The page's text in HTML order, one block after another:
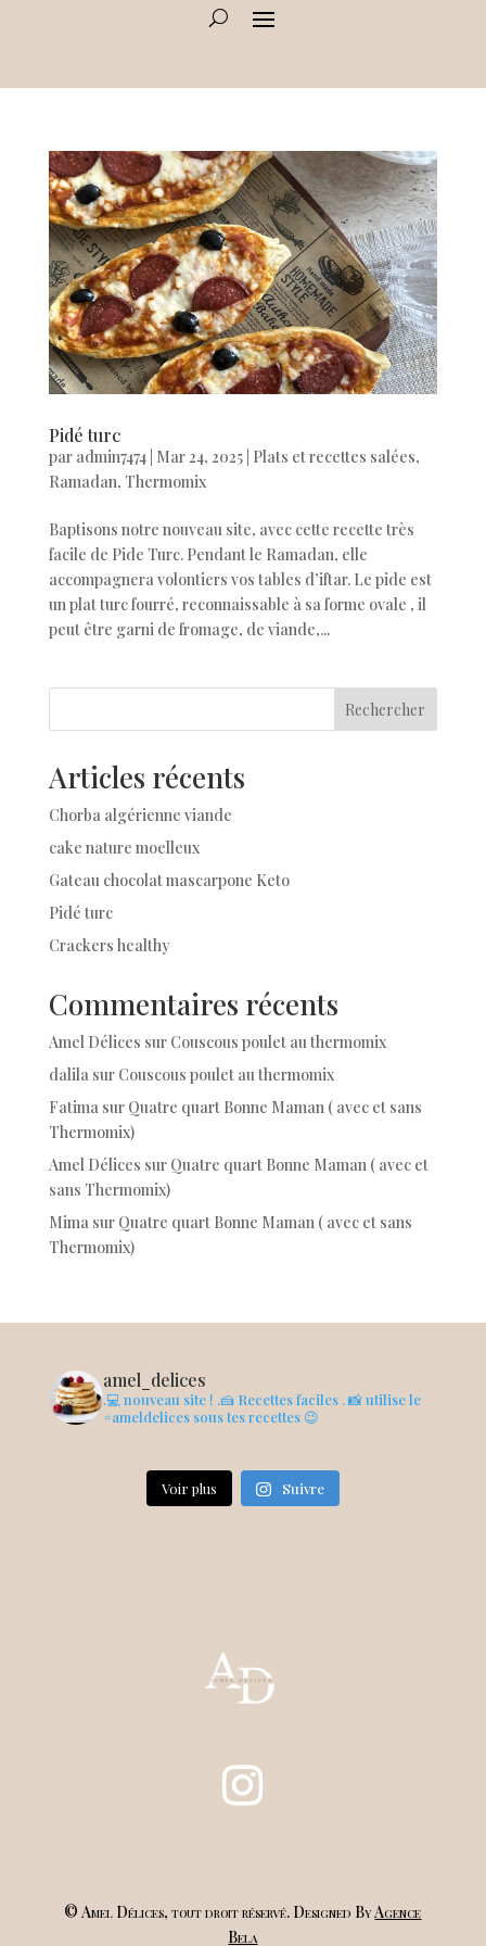
Pidé turc
par admin7474| Mar 24, 2025| Plats et recettes salées,
Ramadan, Thermomix
Baptisons notre nouveau site, avec cette recette très
facile de Pide Turc. Pendant le Ramadan, elle
accompagnera volontiers vos tables d’iftar. Le pide est
un plat turc fourré, reconnaissable à sa forme ovale , il
peut être garni de fromage, de viande,...
Rechercher
Articles récents
Chorba algérienne viande
cake nature moelleux
Gateau chocolat mascarpone Keto
Pidé turc
Crackers healthy
Commentaires récents
Amel Délices sur Couscous poulet au thermomix
dalilasur Couscous poulet au thermomix
Fatimasur Quatre quart Bonne Maman ( avec et sans
Thermomix)
Amel Délices sur Quatre quart Bonne Maman ( avec et
sans Thermomix)
Mimasur Quatre quart Bonne Maman ( avec et sans
Thermomix)
amel_delices
.💻 nouveau site ! .🍰 Recettes faciles . 📸 utilise le
#ameldelices sous tes recettes 😉
Voir plus Suivre
© Amel Délices, tout droit réservé. Designed ByAgence
Bela